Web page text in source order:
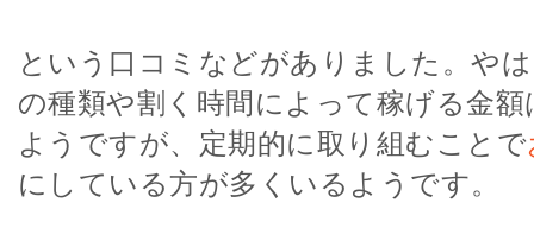
という口コミなどがありました。や
の種類や割く時間によって稼げる金
ようですが、定期的に取り組むことで
にしている方が多くいるようです。